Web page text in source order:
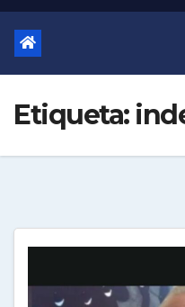
Etiqueta: